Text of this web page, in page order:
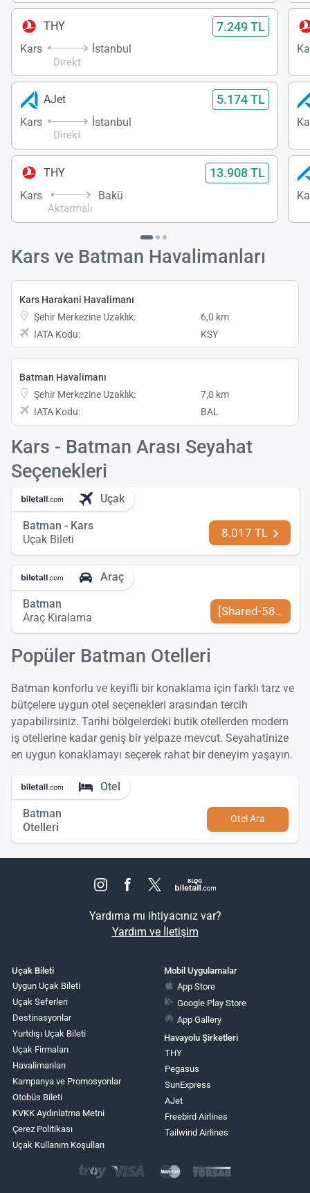
THY 7.249 TL
Kars
Direkt
İstanbul
AJet 5.174 TL
Kars
Direkt
İstanbul
THY 13.908 TL
Kars
Aktarmalı
Bakü
Kars ve Batman Havalimanları
Kars Harakani Havalimanı
Şehir Merkezine Uzaklık:
6,0 km
IATA Kodu:
KSY
Batman Havalimanı
Şehir Merkezine Uzaklık:
7,0 km
IATA Kodu:
BAL
Kars - Batman Arası Seyahat
Seçenekleri
Uçak
Batman - Kars
Uçak Bileti
8.017 TL
Araç
Batman
Araç Kiralama
[Shared-589-tr-
Popüler Batman Otelleri
Batman konforlu ve keyifli bir konaklama için farklı tarz ve
bütçelere uygun otel seçenekleri arasından tercih
yapabilirsiniz. Tarihi bölgelerdeki butik otellerden modern
iş otellerine kadar geniş bir yelpaze mevcut. Seyahatinize
en uygun konaklamayı seçerek rahat bir deneyim yaşayın.
Otel
Batman
Otelleri
Otel Ara
Yardıma mı ihtiyacınız var?
Yardım ve İletişim
Uçak Bileti
Uygun Uçak Bileti
Uçak Seferleri
Destinasyonlar
Yurtdışı Uçak Bileti
Uçak Firmaları
Havalimanları
Kampanya ve Promosyonlar
Otobüs Bileti
KVKK Aydınlatma Metni
Çerez Politikası
Uçak Kullanım Koşulları
Mobil Uygulamalar
App Store
Google Play Store
App Gallery
Havayolu Şirketleri
THY
Pegasus
SunExpress
AJet
Freebird Airlines
Tailwind Airlines